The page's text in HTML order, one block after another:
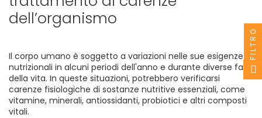
dell’organismo
Il corpo umano è soggetto a variazioni nelle sue esigenze
nutrizionali in alcuni periodi dell'anno e durante diverse fasi
della vita. In queste situazioni, potrebbero verificarsi
carenze fisiologiche di sostanze nutritive essenziali, come
vitamine, minerali, antiossidanti, probiotici e altri composti
vitali.
FILTRO